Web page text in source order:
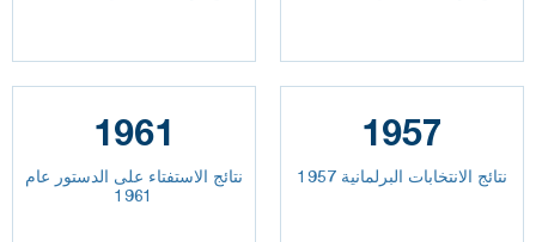
1961
نتائج الاستفتاء على الدستور عام
1961
1957
نتائج الانتخابات البرلمانية 1957